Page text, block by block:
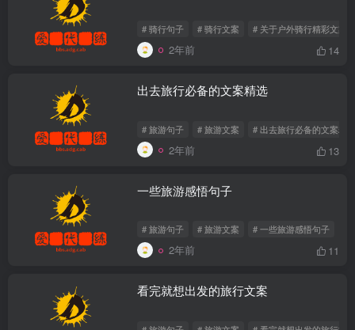
# 骑行句子 # 骑行文案 # 关于户外骑行精彩文案
2年前 14
出去旅行必备的文案精选
# 旅游句子 # 旅游文案 # 出去旅行必备的文案精选
2年前 13
一些旅游感悟句子
# 旅游句子 # 旅游文案 # 一些旅游感悟句子
2年前 11
看完就想出发的旅行文案